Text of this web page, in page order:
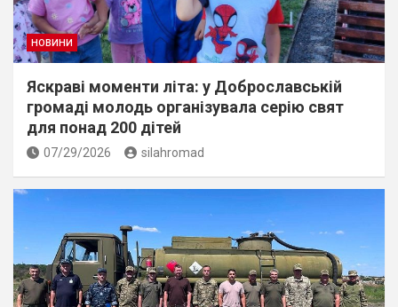
НОВИНИ
Яскраві моменти літа: у Доброславській
громаді молодь організувала серію свят
для понад 200 дітей
07/29/2026 silahromad